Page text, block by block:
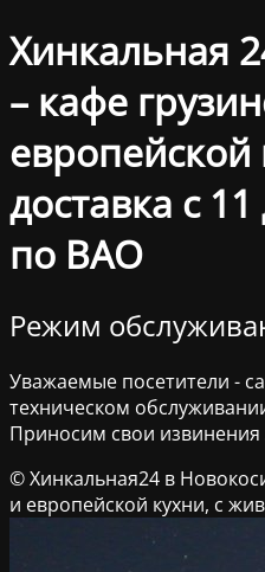
Хинкальная
– кафе
европейской
доставка с
по ВАО
Режим
Уважаемые посетители -
техническом
Приносим свои извинения
© Хинкальная24 в
и европейской кухни, с